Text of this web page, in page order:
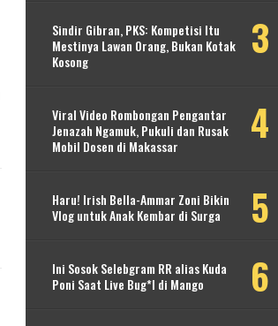
Sindir Gibran, PKS: Kompetisi Itu
Mestinya Lawan Orang, Bukan Kotak
Kosong
Viral Video Rombongan Pengantar
Jenazah Ngamuk, Pukuli dan Rusak
Mobil Dosen di Makassar
Haru! Irish Bella-Ammar Zoni Bikin
Vlog untuk Anak Kembar di Surga
Ini Sosok Selebgram RR alias Kuda
Poni Saat Live Bug*l di Mango